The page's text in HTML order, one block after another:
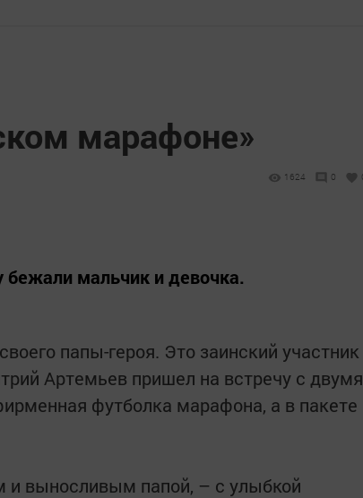
марафоне»
1624 0
мальчик и девочка.
папы-героя. Это заинский участник
Артемьев пришел на встречу с двумя
футболка марафона, а в пакете
выносливым папой, – с улыбкой